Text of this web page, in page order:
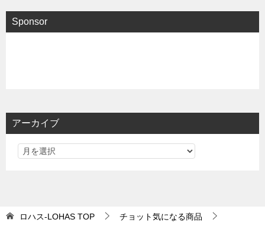
Sponsor
アーカイブ
ロハス-LOHAS TOP
チョット気になる商品